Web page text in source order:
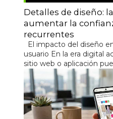
Detalles de diseño:
aumentar la
recurrentes
El impacto del diseño
usuario En la era digital
sitio web o aplicación